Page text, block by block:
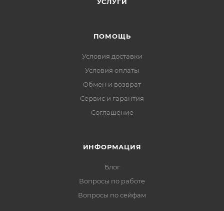
ПОМОЩЬ
Условия доставки
Условия оплаты
Обмен и возврат
Сервис и гарантия
Соглашение
ИНФОРМАЦИЯ
Блог
Вопросы по работе
Вопросы по сейфам